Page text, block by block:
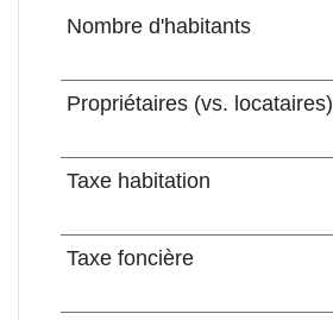
Nombre d'habitants
Propriétaires (vs. locataires)
Taxe habitation
Taxe foncière